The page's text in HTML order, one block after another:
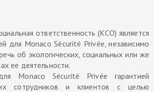
ответственность (КСО) является
для Monaco Sécurité Privée, независимо
об экологических, социальных или же
ее деятельности.
Monaco Sécurité Privée гарантией
сотрудников и клиентов с целью